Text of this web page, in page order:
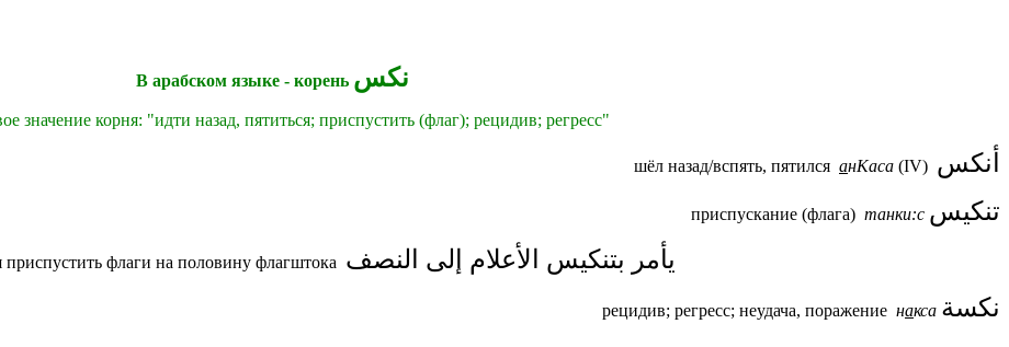
В арабском языке - корень نكس
значение корня: "идти назад, пятиться; приспустить (флаг); рецидив; регресс"
шёл назад/вспять, пятился анКаса (IV) أنكس
приспускание (флага) танки:с تنكيس
приспустить флаги на половину флагштока يأمر بتنكيس الأعلام إلى النصف
рецидив; регресс; неудача, поражение накса نكسة